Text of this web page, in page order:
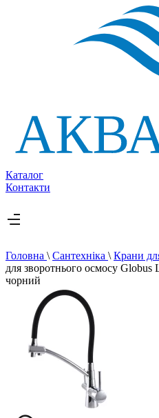
Каталог
Контакти
Головна \ Сантехніка \ Крани
для зворотнього осмосу
чорний